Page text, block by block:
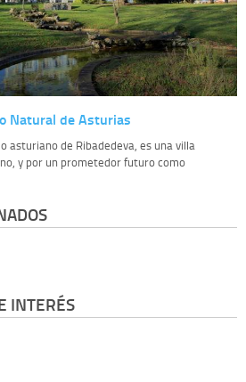
Natural de Asturias
asturiano de Ribadedeva, es una villa
y por un prometedor futuro como
INTERÉS